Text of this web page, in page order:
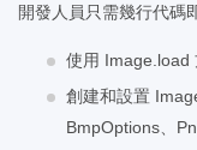
開發人員只需幾行代碼
使用 Image.load
創建和設置
BmpOptions、